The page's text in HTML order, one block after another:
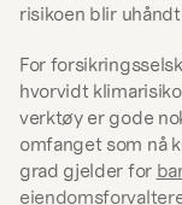
risikoen blir
For
hvorvidt
verktøy er gode
omfanget som nå
grad gjelder for